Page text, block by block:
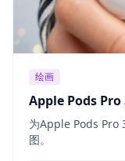
绘画
Apple Pods Pro
为Apple Pods Pro
图。